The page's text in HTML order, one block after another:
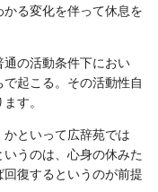
る変化を伴って休息を
の活動条件下におい
起こる。その活動性自
す。
といって広辞苑では
いうのは、心身の休みた
復するというのが前提